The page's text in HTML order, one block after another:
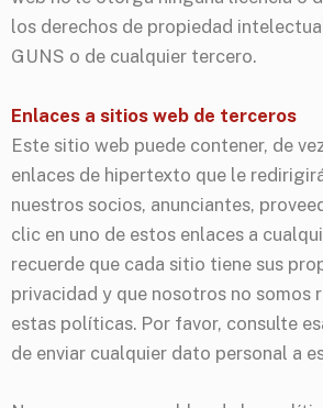
los derechos de propiedad
GUNS o de cualquier tercero.
Enlaces a sitios web de terceros
Este sitio web puede contener, de
enlaces de hipertexto que le
nuestros socios, anunciantes,
clic en uno de estos enlaces a
recuerde que cada sitio tiene sus
privacidad y que nosotros no somos
estas políticas. Por favor, consulte
de enviar cualquier dato personal a